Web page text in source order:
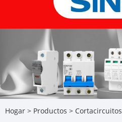
Hogar > Productos > Cortacircuitos